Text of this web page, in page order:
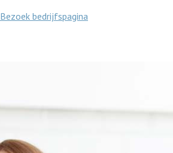
Bezoek bedrijfspagina